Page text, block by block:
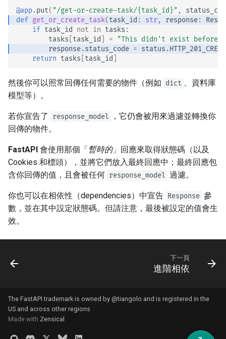
請求中的檔案
請求中的表單與檔案
路徑操作設定
JSON 相容編碼器
Body - 更新
依賴
安全性
中介軟體
SQL（關聯式）資料庫
更大型的應用程式 - 多個檔案
串流 JSON Lines
Encoders - jsonable_encoder
Static Files - StaticFiles
Templating - Jinja2Templates
Test Client - TestClient
@app.put( "/get-or-create-task/{task_id}" ,
def get_or_create_task(task_id : str, response:
if task_id not in tasks :
tasks task_id =
"This didn't exist before"
response.status_code = status .
return tasks task_id
然後你可以照常回傳任何需要的物件（例如 dict 、資料庫
模型等）。
若你宣告了 response_model
，它仍會被用來過濾並轉換你
回傳的物件。
FastAPI 會使用那個「暫時的」回應來取得狀態碼（以及
Cookies 和標頭），並將它們放入最終回應中；最終回應包
含你回傳的值，且會被任何 response_model 過濾。
你也可以在相依性（dependencies）中宣告 Response 參
數，並在其中設定狀態碼。但請注意，最後被設定的值會生
效。
下一頁
進階相依
The FastAPI trademark is owned by @tiangolo and is registered in the
US and across other regions
Made with Zensical